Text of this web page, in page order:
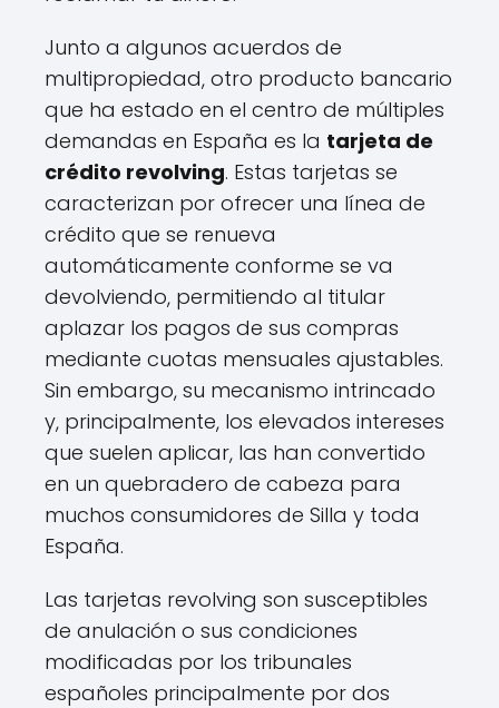
Junto a algunos acuerdos de
multipropiedad, otro producto bancario
que ha estado en el centro de múltiples
demandas en España es la tarjeta de
crédito revolving. Estas tarjetas se
caracterizan por ofrecer una línea de
crédito que se renueva
automáticamente conforme se va
devolviendo, permitiendo al titular
aplazar los pagos de sus compras
mediante cuotas mensuales ajustables.
Sin embargo, su mecanismo intrincado
y, principalmente, los elevados intereses
que suelen aplicar, las han convertido
en un quebradero de cabeza para
muchos consumidores de Silla y toda
España.
Las tarjetas revolving son susceptibles
de anulación o sus condiciones
modificadas por los tribunales
españoles principalmente por dos